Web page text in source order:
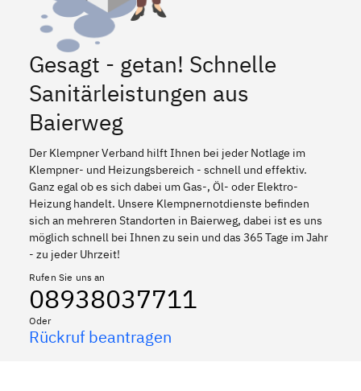
Gesagt - getan! Schnelle
Sanitärleistungen aus
Baierweg
Der Klempner Verband hilft Ihnen bei jeder Notlage im
Klempner- und Heizungsbereich - schnell und effektiv.
Ganz egal ob es sich dabei um Gas-, Öl- oder Elektro-
Heizung handelt. Unsere Klempnernotdienste befinden
sich an mehreren Standorten in Baierweg, dabei ist es uns
möglich schnell bei Ihnen zu sein und das 365 Tage im Jahr
- zu jeder Uhrzeit!
Rufen Sie uns an
08938037711
Oder
Rückruf beantragen